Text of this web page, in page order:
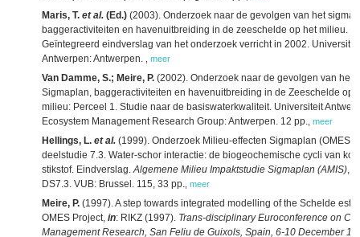
Maris, T. et al. (Ed.) (2003). Onderzoek naar de gevolgen van het
baggeractiviteiten en havenuitbreiding in de zeeschelde op het milieu.
Geïntegreerd eindverslag van het onderzoek verricht in 2002. Universiteit
Antwerpen: Antwerpen.
meer
Van Damme, S.; Meire, P. (2002). Onderzoek naar de gevolgen van het
Sigmaplan, baggeractiviteiten en havenuitbreiding in de Zeeschelde op
milieu: Perceel 1. Studie naar de basiswaterkwaliteit. Universiteit
Ecosystem Management Research Group: Antwerpen. 12 pp. meer
Hellings, L. et al. (1999). Onderzoek Milieu-effecten Sigmaplan (OMES):
deelstudie 7.3. Water-schor interactie: de biogeochemische cycli van
stikstof. Eindverslag.Algemene Milieu Impaktstudie Sigmaplan (AMIS),
DS7.3. VUB: Brussel. 115, 33 pp. meer
Meire, P. (1997). A step towards integrated modelling of the Schelde
OMES Project, in: RIKZ (1997). Trans-disciplinary Euroconference on
Management Research, San Feliu de Guixols, Spain, 6-10 December